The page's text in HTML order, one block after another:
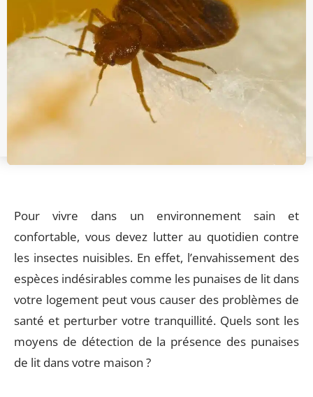
Pour vivre dans un environnement sain et
confortable, vous devez lutter au quotidien contre
les insectes nuisibles. En effet, l’envahissement des
espèces indésirables comme les punaises de lit dans
votre logement peut vous causer des problèmes de
santé et perturber votre tranquillité. Quels sont les
moyens de détection de la présence des punaises
de lit dans votre maison ?